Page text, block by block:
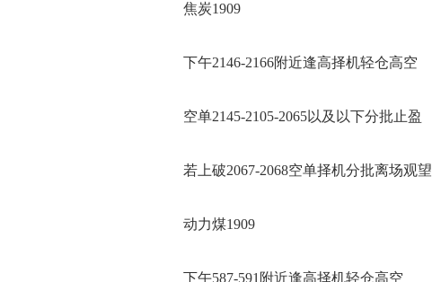
焦炭1909
下午2146-2166附近逢高择机轻仓高空
空单2145-2105-2065以及以下分批止盈
若上破2067-2068空单择机分批离场观望
动力煤1909
下午587-591附近逢高择机轻仓高空